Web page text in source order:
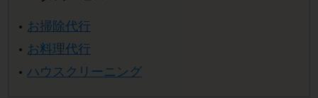
お掃除代行
お料理代行
ハウスクリーニング